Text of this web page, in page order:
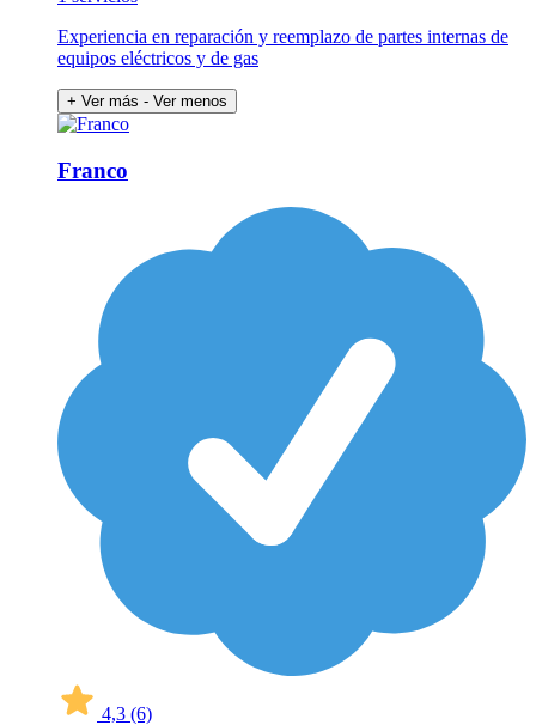
Experiencia en reparación y reemplazo de partes internas de
equipos eléctricos y de gas
+ Ver más - Ver menos
Franco
4,3 (6)